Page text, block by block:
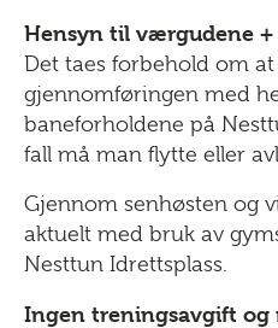
Hensyn til værgudene +
Det taes forbehold om
gjennomføringen med
baneforholdene på
fall må man flytte eller
Gjennom senhøsten og
aktuelt med bruk av
Nesttun Idrettsplass.
Ingen treningsavgift og